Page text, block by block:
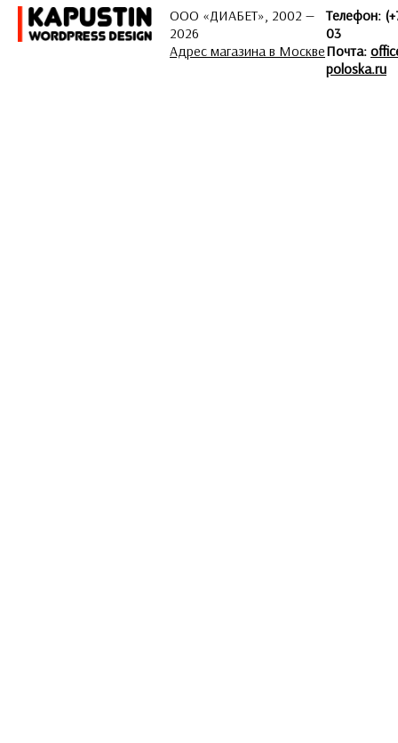
ООО «ДИАБЕТ», 2002 —
2026
Адрес магазина в Москве
Телефон:
03
Почта:
poloska.ru